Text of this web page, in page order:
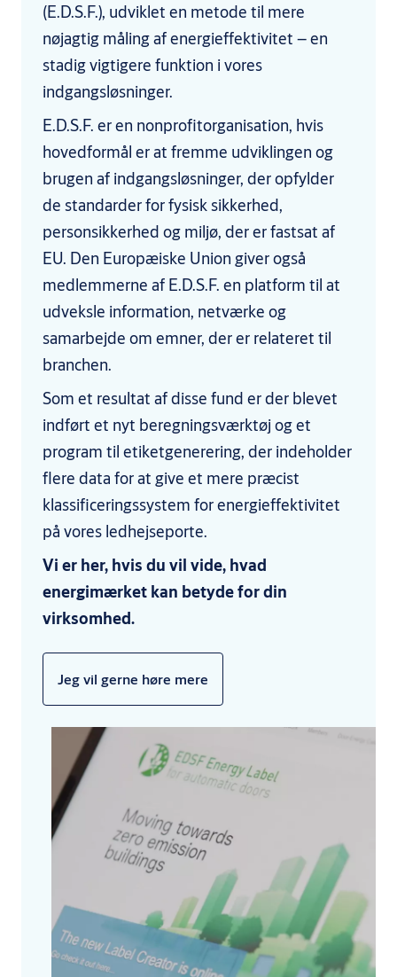
(E.D.S.F.), udviklet en metode til mere
nøjagtig måling af energieffektivitet – en
stadig vigtigere funktion i vores
indgangsløsninger.
E.D.S.F. er en nonprofitorganisation, hvis
hovedformål er at fremme udviklingen og
brugen af indgangsløsninger, der opfylder
de standarder for fysisk sikkerhed,
personsikkerhed og miljø, der er fastsat af
EU. Den Europæiske Union giver også
medlemmerne af E.D.S.F. en platform til at
udveksle information, netværke og
samarbejde om emner, der er relateret til
branchen.
Som et resultat af disse fund er der blevet
indført et nyt beregningsværktøj og et
program til etiketgenerering, der indeholder
flere data for at give et mere præcist
klassificeringssystem for energieffektivitet
på vores ledhejseporte.
Vi er her, hvis du vil vide, hvad
energimærket kan betyde for din
virksomhed.
Jeg vil gerne høre mere